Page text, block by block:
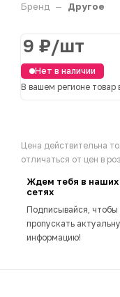
Бренд — Другое
9 ₽/шт
Нет в наличии
В вашем регионе товар
Цена действительна
отличаться от цен в
Ждем тебя в наших
сетях
Подписывайся, чтобы
пропускать
информацию!